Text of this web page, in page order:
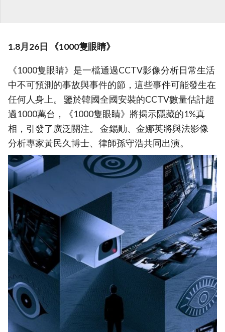
1.8月26日 《1000隻眼睛》
《1000隻眼睛》是一檔通過CCTV影像分析日常生活
中不可預測的事故與事件的節，這些事件可能發生在
任何人身上。 鑒於韓國全國安裝的CCTV數量估計超
過1000萬台，《1000隻眼睛》將揭示隱藏的1%真
相，引發了廣泛關注。 金錫勛、金娜英將與法影像
分析專家黃民久博士、律師孫守浩共同出演。